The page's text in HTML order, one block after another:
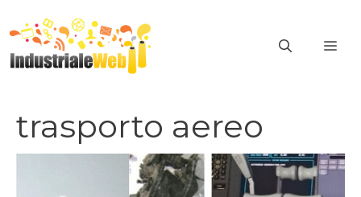
al
contenuto
trasporto aereo